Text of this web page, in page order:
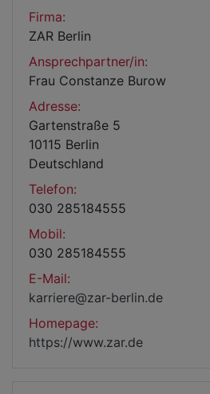
Firma:
ZAR Berlin
Ansprechpartner/in:
Frau Constanze Burow
Adresse:
Gartenstraße 5
10115 Berlin
Deutschland
Telefon:
030 285184555
Mobil:
030 285184555
E-Mail:
karriere@zar-berlin.de
Homepage:
https://www.zar.de